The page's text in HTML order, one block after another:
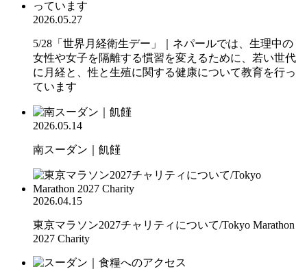
2026.05.27
5/28「世界月経衛生デー」｜ネパールでは、生理中の
女性や女子を隔離する慣習を変えるために、若い世代
に月経と、性と生殖に関する健康について教育を行っ
ています
2026.05.14
南スーダン｜飢饉
2026.04.15
東京マラソン2027チャリティについて/Tokyo Marathon
2027 Charity